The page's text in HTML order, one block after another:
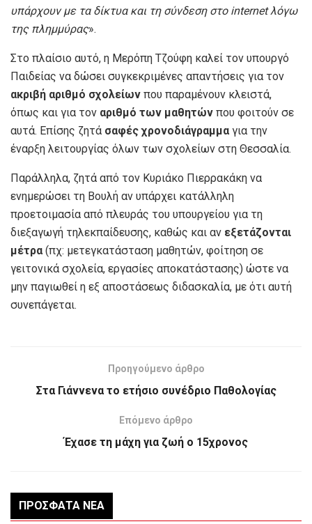
υπάρχουν με τα δίκτυα και τη σύνδεση στο internet λόγω
της πλημμύρας».
Στο πλαίσιο αυτό, η Μερόπη Τζούφη καλεί τον υπουργό
Παιδείας να δώσει συγκεκριμένες απαντήσεις για τον
ακριβή αριθμό σχολείων που παραμένουν κλειστά,
όπως και για τον αριθμό των μαθητών που φοιτούν σε
αυτά. Επίσης ζητά σαφές χρονοδιάγραμμα για την
έναρξη λειτουργίας όλων των σχολείων στη Θεσσαλία.
Παράλληλα, ζητά από τον Κυριάκο Πιερρακάκη να
ενημερώσει τη Βουλή αν υπάρχει κατάλληλη
προετοιμασία από πλευράς του υπουργείου για τη
διεξαγωγή τηλεκπαίδευσης, καθώς και αν εξετάζονται
μέτρα (πχ: μετεγκατάσταση μαθητών, φοίτηση σε
γειτονικά σχολεία, εργασίες αποκατάστασης) ώστε να
μην παγιωθεί η εξ αποστάσεως διδασκαλία, με ότι αυτή
συνεπάγεται.
Προηγούμενο άρθρο
Στα Γιάννενα το ετήσιο συνέδριο Παθολογίας
Επόμενο άρθρο
Έχασε τη μάχη για ζωή ο 15χρονος
ΠΡΌΣΦΑΤΑ ΝΈΑ